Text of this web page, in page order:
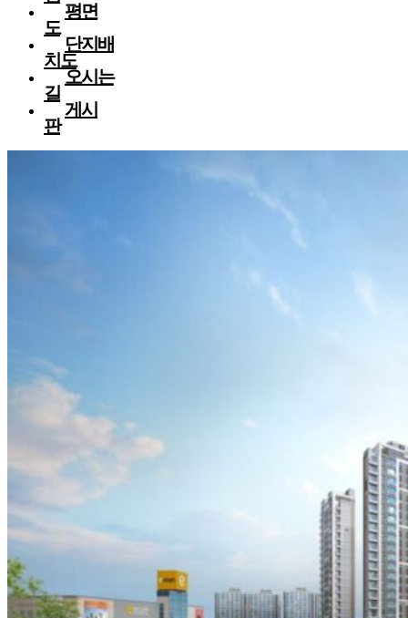
평면
도
단지배
치도
오시는
길
게시
판